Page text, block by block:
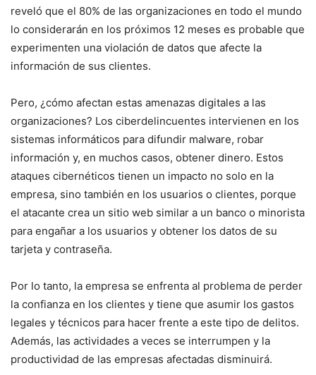
reveló que el 80% de las organizaciones en todo el mundo
lo considerarán en los próximos 12 meses es probable que
experimenten una violación de datos que afecte la
información de sus clientes.
Pero, ¿cómo afectan estas amenazas digitales a las
organizaciones? Los ciberdelincuentes intervienen en los
sistemas informáticos para difundir malware, robar
información y, en muchos casos, obtener dinero. Estos
ataques cibernéticos tienen un impacto no solo en la
empresa, sino también en los usuarios o clientes, porque
el atacante crea un sitio web similar a un banco o minorista
para engañar a los usuarios y obtener los datos de su
tarjeta y contraseña.
Por lo tanto, la empresa se enfrenta al problema de perder
la confianza en los clientes y tiene que asumir los gastos
legales y técnicos para hacer frente a este tipo de delitos.
Además, las actividades a veces se interrumpen y la
productividad de las empresas afectadas disminuirá.